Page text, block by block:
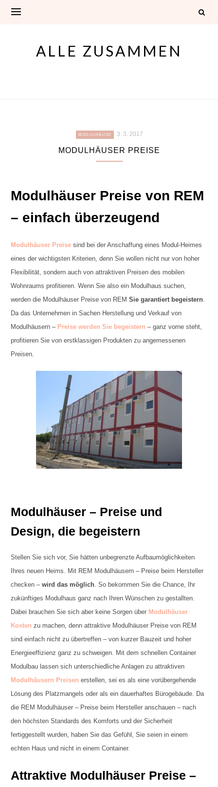
ALLE ZUSAMMEN
MODULHÄUSE 3. 3. 2017
MODULHÄUSER PREISE
Modulhäuser Preise von REM
– einfach überzeugend
Modulhäuser Preisesind bei der Anschaffung eines Modul-Heimes
eines der wichtigsten Kriterien, denn Sie wollen nicht nur von hoher
Flexibilität, sondern auch von attraktiven Preisen des mobilen
Wohnraums profitieren. Wenn Sie also ein Modulhaus suchen,
werden die Modulhäuser Preise von REM Sie garantiert begeistern.
Da das Unternehmen in Sachen Herstellung und Verkauf von
Modulhäusern – Preise werden Sie begeistern – ganz vorne steht,
profitieren Sie von erstklassigen Produkten zu angemessenen
Preisen.
Modulhäuser – Preise und
Design, die begeistern
Stellen Sie sich vor, Sie hätten unbegrenzte Aufbaumöglichkeiten
Ihres neuen Heims. Mit REM Modulhäusern – Preise beim Hersteller
checken – wird das möglich. So bekommen Sie die Chance, Ihr
zukünftiges Modulhaus ganz nach Ihren Wünschen zu gestallten.
Dabei brauchen Sie sich aber keine Sorgen über Modulhäuser
Kosten zu machen, denn attraktive Modulhäuser Preise von REM
sind einfach nicht zu übertreffen – von kurzer Bauzeit und hoher
Energieeffizienz ganz zu schweigen. Mit dem schnellen Container
Modulbau lassen sich unterschiedliche Anlagen zu attraktiven
Modulhäusern Preisen erstellen, sei es als eine vorübergehende
Lösung des Platzmangels oder als ein dauerhaftes Bürogebäude. Da
die REM Modulhäuser – Preise beim Hersteller anschauen – nach
den höchsten Standards des Komforts und der Sicherheit
fertiggestellt wurden, haben Sie das Gefühl, Sie seien in einem
echten Haus und nicht in einem Container.
Attraktive Modulhäuser Preise –